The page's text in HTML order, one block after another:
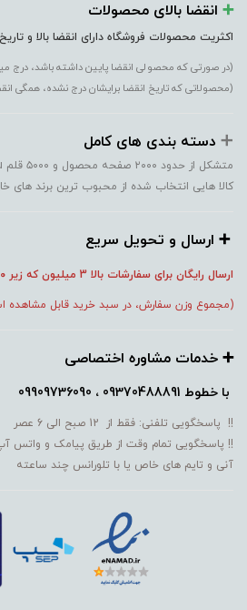
➕️ انقضا بالای محصولات
اکثریت محصولات فروشگاه دارای انقضا بالا و تاریخ
(در صورتی که محصولی انقضا پایین داشته باشد، درج
(محصولاتی که تاریخ انقضا برایشان درج نشده، همگی
➕️ دسته بندی های کامل
متشکل از حدود ۲۰۰۰ صفحه محصول و ۵۰۰۰ قلم sku کالا
کالا هایی انتخاب شده از محبوب ترین برند های
➕️ ارسال و تحویل سریع
ارسال رایگان برای سفارشات بالا 3 میلیون که زیر ۷۵۰
(مجموع وزن سفارش، در سبد خرید قابل مشاهده
➕️ خدمات مشاوره اختصاصی
با خطوط 09370488891 ، 09909736090
!! پاسخگویی تلفنی: فقط از 12 صبح الی 6 عصر
!! پاسخگویی تمام وقت از طریق پیامک و واتس
آنی و تایم های خاص یا با تلورانس چند ساعته